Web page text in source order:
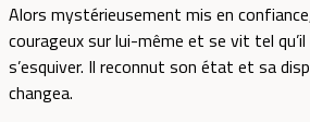
Alors mystérieusement mis en
courageux sur lui-même et se vit tel
s’esquiver. Il reconnut son état et sa
changea.